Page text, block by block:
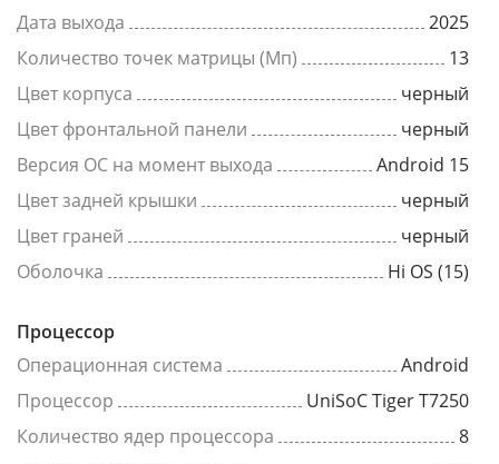
Дата выхода
2025
Количество точек матрицы (Мп)
13
Цвет корпуса
черный
Цвет фронтальной панели
черный
Версия ОС на момент выхода
Android 15
Цвет задней крышки
черный
Цвет граней
черный
Оболочка
Hi OS (15)
Процессор
Операционная система
Android
Процессор
UniSoC Tiger T7250
Количество ядер процессора
8